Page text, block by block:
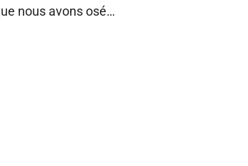
nous avons osé…